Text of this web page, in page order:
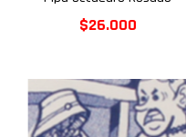
$26.000